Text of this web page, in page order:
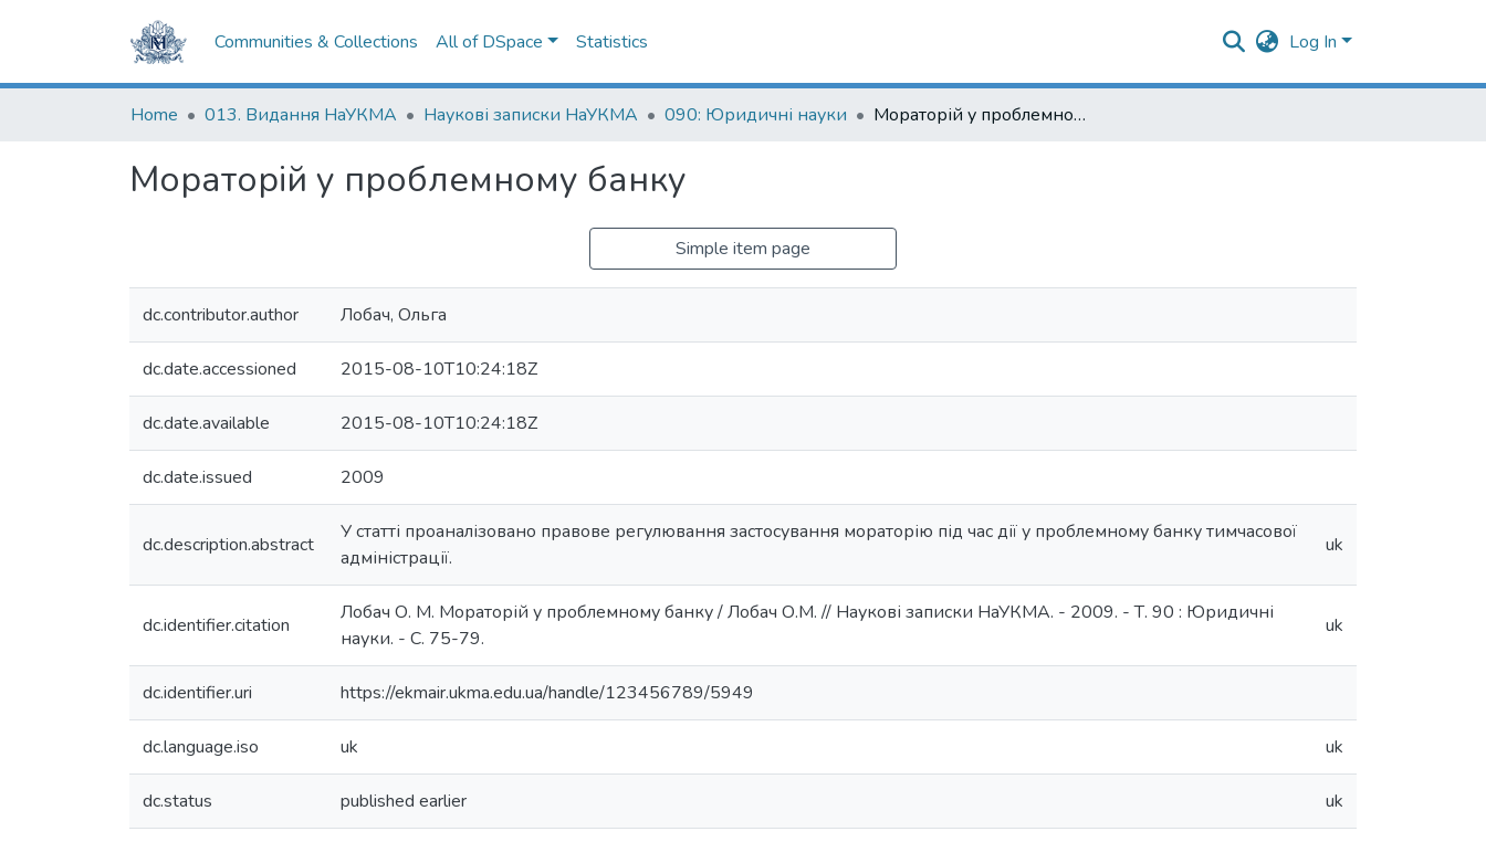
Communities & Collections All of DSpace Statistics Log In
Home 013. Видання НаУКМА Наукові записки НаУКМА 090: Юридичні науки Мораторій у проблемному банку
Мораторій у проблемному банку
Simple item page
dc.contributor.author Лобач, Ольга
dc.date.accessioned 2015-08-10T10:24:18Z
dc.date.available 2015-08-10T10:24:18Z
dc.date.issued 2009
dc.description.abstract
У статті проаналізовано правове регулювання застосування мораторію під час дії у проблемному банку тимчасової
адміністрації.
uk
dc.identifier.citation
Лобач О. М. Мораторій у проблемному банку / Лобач О.М. // Наукові записки НаУКМА. - 2009. - Т. 90 : Юридичні
науки. - С. 75-79.
uk
dc.identifier.uri https://ekmair.ukma.edu.ua/handle/123456789/5949
dc.language.iso uk uk
dc.status published earlier uk